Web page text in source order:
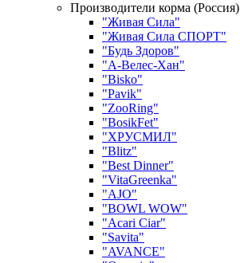
Производители корма (Россия)
"Живая Сила"
"Живая Сила СПОРТ"
"Будь Здоров"
"А-Велес-Хан"
"Bisko"
"Pavik"
"ZooRing"
"BosikFet"
"ХРУСМИЛ"
"Blitz"
"Best Dinner"
"VitaGreenka"
"AJO"
"BOWL WOW"
"Acari Ciar"
"Savita"
"AVANCE"